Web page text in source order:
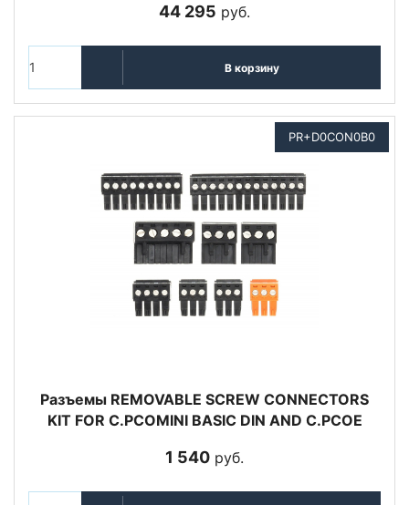
44 295 руб.
В корзину
PR+D0CON0B0
Разъемы REMOVABLE SCREW CONNECTORS
KIT FOR C.PCOMINI BASIC DIN AND C.PCOE
1 540 руб.